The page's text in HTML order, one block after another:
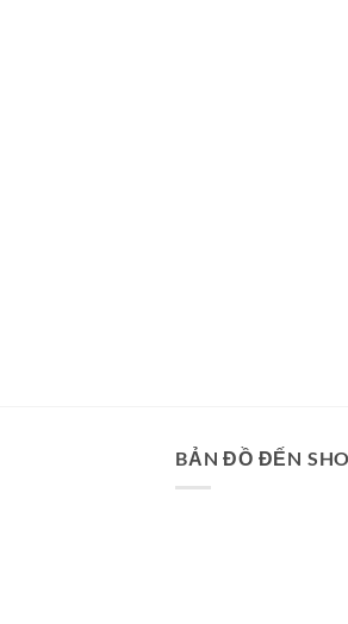
BẢN ĐỒ ĐẾN